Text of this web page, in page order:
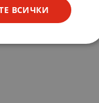
ВСИЧКИ